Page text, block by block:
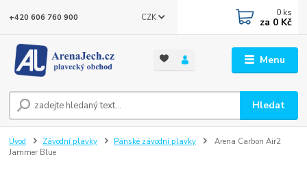
Menu
CZK
Hledat
+420 606 760 900 0 ks
za 0 Kč
Úvod Závodní plavky Pánské závodní plavky
Arena Carbon Air2
Jammer Blue